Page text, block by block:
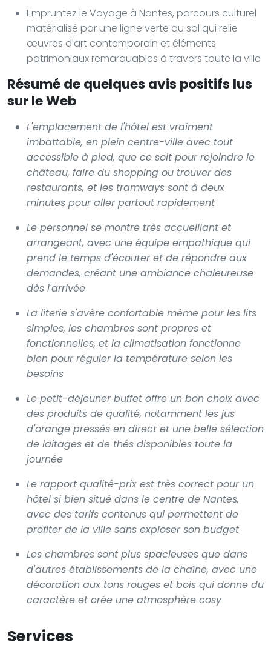
Empruntez le Voyage à Nantes, parcours culturel
matérialisé par une ligne verte au sol qui relie
œuvres d'art contemporain et éléments
patrimoniaux remarquables à travers toute la ville
Résumé de quelques avis positifs lus
sur le Web
L'emplacement de l'hôtel est vraiment
imbattable, en plein centre-ville avec tout
accessible à pied, que ce soit pour rejoindre le
château, faire du shopping ou trouver des
restaurants, et les tramways sont à deux
minutes pour aller partout rapidement
Le personnel se montre très accueillant et
arrangeant, avec une équipe empathique qui
prend le temps d'écouter et de répondre aux
demandes, créant une ambiance chaleureuse
dès l'arrivée
La literie s'avère confortable même pour les lits
simples, les chambres sont propres et
fonctionnelles, et la climatisation fonctionne
bien pour réguler la température selon les
besoins
Le petit-déjeuner buffet offre un bon choix avec
des produits de qualité, notamment les jus
d'orange pressés en direct et une belle sélection
de laitages et de thés disponibles toute la
journée
Le rapport qualité-prix est très correct pour un
hôtel si bien situé dans le centre de Nantes,
avec des tarifs contenus qui permettent de
profiter de la ville sans exploser son budget
Les chambres sont plus spacieuses que dans
d'autres établissements de la chaîne, avec une
décoration aux tons rouges et bois qui donne du
caractère et crée une atmosphère cosy
Services